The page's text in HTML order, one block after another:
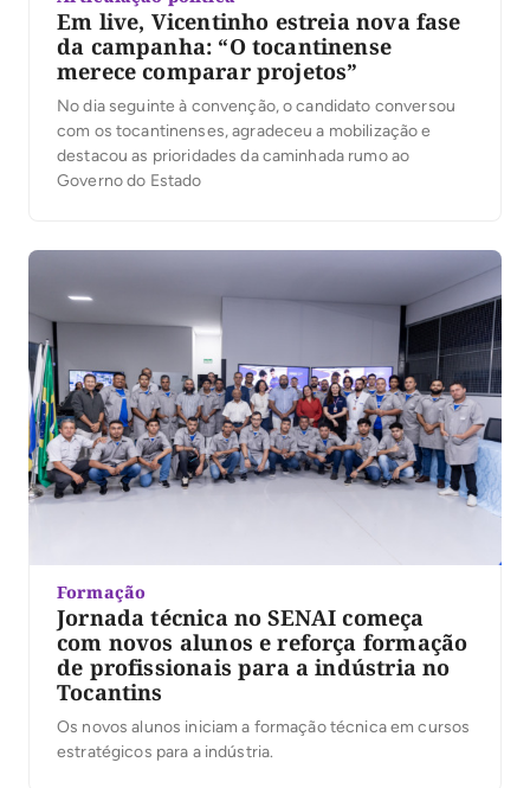
Em live, Vicentinho estreia nova fase
da campanha: “O tocantinense
merece comparar projetos”
No dia seguinte à convenção, o candidato conversou
com os tocantinenses, agradeceu a mobilização e
destacou as prioridades da caminhada rumo ao
Governo do Estado
Formação
Jornada técnica no SENAI começa
com novos alunos e reforça formação
de profissionais para a indústria no
Tocantins
Os novos alunos iniciam a formação técnica em cursos
estratégicos para a indústria.